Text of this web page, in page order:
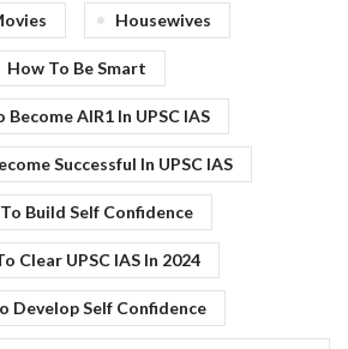
Housewives
How To Be Smart
Become AIR1 In UPSC IAS
Successful In UPSC IAS
Build Self Confidence
Clear UPSC IAS In 2024
Develop Self Confidence